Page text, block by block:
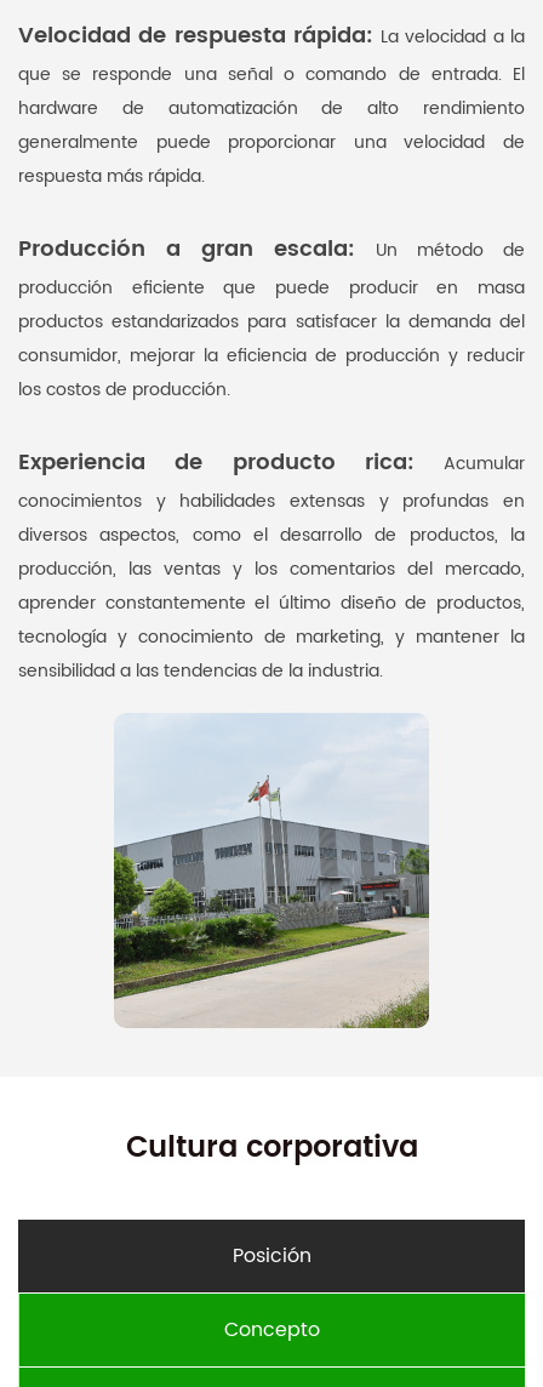
Velocidad de respuesta rápida: La velocidad a la
que se responde una señal o comando de entrada. El
hardware de automatización de alto rendimiento
generalmente puede proporcionar una velocidad de
respuesta más rápida.
Producción a gran escala:
Un método de
producción eficiente que puede producir en masa
productos estandarizados para satisfacer la demanda del
consumidor, mejorar la eficiencia de producción y reducir
los costos de producción.
Experiencia de producto rica:
Acumular
conocimientos y habilidades extensas y profundas en
diversos aspectos, como el desarrollo de productos, la
producción, las ventas y los comentarios del mercado,
aprender constantemente el último diseño de productos,
tecnología y conocimiento de marketing, y mantener la
sensibilidad a las tendencias de la industria.
Cultura corporativa
Posición
Concepto